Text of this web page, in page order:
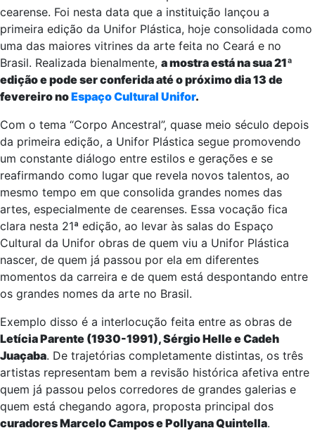
cearense. Foi nesta data que a instituição lançou a
primeira edição da Unifor Plástica, hoje consolidada como
uma das maiores vitrines da arte feita no Ceará e no
Brasil. Realizada bienalmente, a mostra está na sua 21ª
edição e pode ser conferida até o próximo dia 13 de
fevereiro noEspaço Cultural Unifor.
Com o tema “Corpo Ancestral”, quase meio século depois
da primeira edição, a Unifor Plástica segue promovendo
um constante diálogo entre estilos e gerações e se
reafirmando como lugar que revela novos talentos, ao
mesmo tempo em que consolida grandes nomes das
artes, especialmente de cearenses. Essa vocação fica
clara nesta 21ª edição, ao levar às salas do Espaço
Cultural da Unifor obras de quem viu a Unifor Plástica
nascer, de quem já passou por ela em diferentes
momentos da carreira e de quem está despontando entre
os grandes nomes da arte no Brasil.
Exemplo disso é a interlocução feita entre as obras de
Letícia Parente (1930-1991), Sérgio Helle e Cadeh
Juaçaba. De trajetórias completamente distintas, os três
artistas representam bem a revisão histórica afetiva entre
quem já passou pelos corredores de grandes galerias e
quem está chegando agora, proposta principal dos
curadores Marcelo Campos e Pollyana Quintella.